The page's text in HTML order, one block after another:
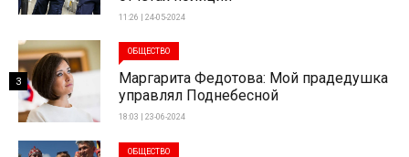
11:26 | 24-05-2024
ОБЩЕСТВО
Маргарита Федотова: Мой прадедушка
управлял Поднебесной
18:03 | 23-06-2024
3
ОБЩЕСТВО